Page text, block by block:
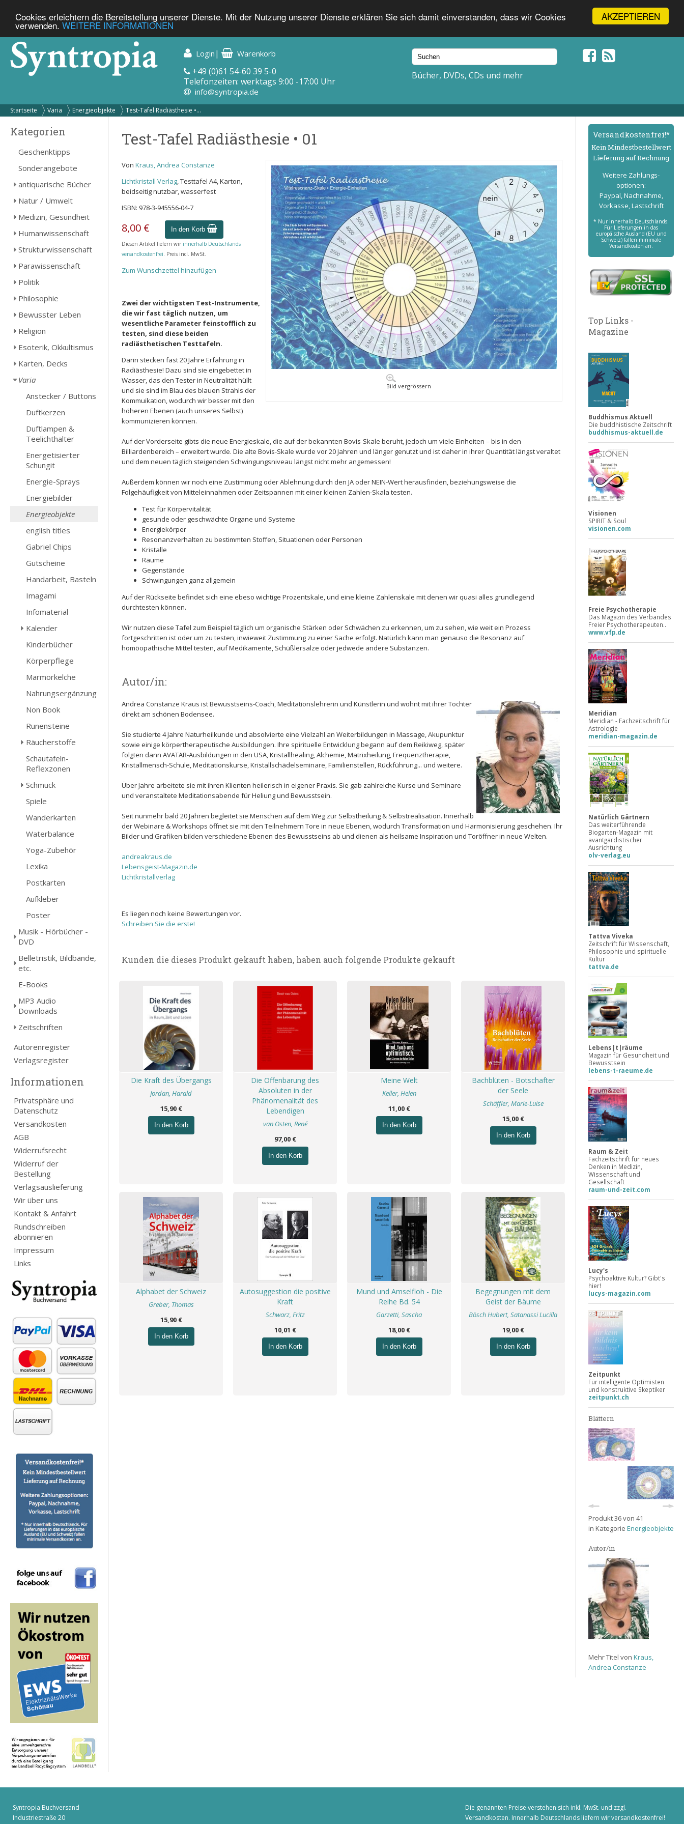
AKZEPTIEREN
Cookies erleichtern die Bereitstellung unserer Dienste. Mit der Nutzung unserer Dienste erklären Sie sich damit einverstanden, dass wir Cookies
verwenden. WEITERE INFORMATIONEN
Login | Warenkorb
+49 (0)61 54-60 39 5-0
Telefonzeiten: werktags 9:00 -17:00 Uhr
info@syntropia.de
Bücher, DVDs, CDs und mehr
Startseite Varia Energieobjekte Test-Tafel Radiästhesie •...
Kategorien
Geschenktipps
Sonderangebote
antiquarische Bücher
Natur / Umwelt
Medizin, Gesundheit
Humanwissenschaft
Strukturwissenschaft
Parawissenschaft
Politik
Philosophie
Bewusster Leben
Religion
Esoterik, Okkultismus
Karten, Decks
Varia
Anstecker / Buttons
Duftkerzen
Duftlampen &
Teelichthalter
Energetisierter
Schungit
Energie-Sprays
Energiebilder
Energieobjekte
english titles
Gabriel Chips
Gutscheine
Handarbeit, Basteln
Imagami
Infomaterial
Kalender
Kinderbücher
Körperpflege
Marmorkelche
Nahrungsergänzung
Non Book
Runensteine
Räucherstoffe
Schautafeln-
Reflexzonen
Schmuck
Spiele
Wanderkarten
Waterbalance
Yoga-Zubehör
Lexika
Postkarten
Aufkleber
Poster
Musik - Hörbücher -
DVD
Belletristik, Bildbände,
etc.
E-Books
MP3 Audio
Downloads
Zeitschriften
Autorenregister
Verlagsregister
Informationen
Privatsphäre und
Datenschutz
Versandkosten
AGB
Widerrufsrecht
Widerruf der
Bestellung
Verlagsauslieferung
Wir über uns
Kontakt & Anfahrt
Rundschreiben
abonnieren
Impressum
Links
Test-Tafel Radiästhesie • 01
Bild vergrössern
Von Kraus, Andrea Constanze
Lichtkristall Verlag, Testtafel A4, Karton,
beidseitig nutzbar, wasserfest
ISBN: 978-3-945556-04-7
8,00 € In den Korb
Diesen Artikel liefern wir innerhalb Deutschlands
versandkostenfrei. Preis incl. MwSt.
Zum Wunschzettel hinzufügen
Zwei der wichtigsten Test-Instrumente,
die wir fast täglich nutzen, um
wesentliche Parameter feinstofflich zu
testen, sind diese beiden
radiästhetischen Testtafeln.
Darin stecken fast 20 Jahre Erfahrung in
Radiästhesie! Dazu sind sie eingebettet in
Wasser, das den Tester in Neutralität hüllt
und sie sind im Blau des blauen Strahls der
Kommuikation, wodurch wir besser mit den
höheren Ebenen (auch unseres Selbst)
kommunizieren können.
Auf der Vorderseite gibts die neue Energieskale, die auf der bekannten Bovis-Skale beruht, jedoch um viele Einheiten – bis in den
Billiardenbereich – erweitert wurde. Die alte Bovis-Skale wurde vor 20 Jahren und länger genutzt und ist daher in ihrer Quantität längst veraltet
und dem neuen täglich steigenden Schwingungsniveau längst nicht mehr angemessen!
Außerdem können wir noch eine Zustimmung oder Ablehnung durch den JA oder NEIN-Wert herausfinden, beziehungsweise die
Folgehäufigkeit von Mitteleinnahmen oder Zeitspannen mit einer kleinen Zahlen-Skala testen.
Test für Körpervitalität
gesunde oder geschwächte Organe und Systeme
Energiekörper
Resonanzverhalten zu bestimmten Stoffen, Situationen oder Personen
Kristalle
Räume
Gegenstände
Schwingungen ganz allgemein
Auf der Rückseite befindet sich eine ebeso wichtige Prozentskale, und eine kleine Zahlenskale mit denen wir quasi alles grundlegend
durchtesten können.
Wir nutzen diese Tafel zum Beispiel täglich um organische Stärken oder Schwächen zu erkennen, um zu sehen, wie weit ein Prozess
fortgeschritten ist oder um zu testen, inwieweit Zustimmung zu einer Sache erfolgt. Natürlich kann man genauso die Resonanz auf
homöopathische Mittel testen, auf Medikamente, Schüßlersalze oder jedwede andere Substanzen.
Autor/in:
Andrea Constanze Kraus ist Bewusstseins-Coach, Meditationslehrerin und Künstlerin und wohnt mit ihrer Tochter
direkt am schönen Bodensee.
Sie studierte 4 Jahre Naturheilkunde und absolvierte eine Vielzahl an Weiterbildungen in Massage, Akupunktur
sowie einige körpertherapeutische Ausbildungen. Ihre spirituelle Entwicklung begann auf dem Reikiweg, später
folgten dann AVATAR-Ausbildungen in den USA, Kristallhealing, Alchemie, Matrixheilung, Frequenztherapie,
Kristallmensch-Schule, Meditationskurse, Kristallschädelseminare, Familienstellen, Rückführung... und weitere.
Über Jahre arbeitete sie mit ihren Klienten heilerisch in eigener Praxis. Sie gab zahlreiche Kurse und Seminare
und veranstaltete Meditationsabende für Heliung und Bewusstsein.
Seit nunmehr bald 20 Jahren begleitet sie Menschen auf dem Weg zur Selbstheilung & Selbstrealisation. Innerhalb
der Webinare & Workshops öffnet sie mit den Teilnehmern Tore in neue Ebenen, wodurch Transformation und Harmonisierung geschehen. Ihr
Bilder und Grafiken bilden verschiedene Ebenen des Bewusstseins ab und dienen als heilsame Inspiration und Toröffner in neue Welten.
andreakraus.de
Lebensgeist-Magazin.de
Lichtkristallverlag
Es liegen noch keine Bewertungen vor.
Schreiben Sie die erste!
Kunden die dieses Produkt gekauft haben, haben auch folgende Produkte gekauft
Die Kraft des Übergangs
Jordan, Harald
15,90 €
In den Korb
Die Offenbarung des
Absoluten in der
Phänomenalität des
Lebendigen
van Osten, René
97,00 €
In den Korb
Meine Welt
Keller, Helen
11,00 €
In den Korb
Bachblüten - Botschafter
der Seele
Schäffler, Marie-Luise
15,00 €
In den Korb
Alphabet der Schweiz
Greber, Thomas
15,90 €
In den Korb
Autosuggestion die positive
Kraft
Schwarz, Fritz
10,01 €
In den Korb
Mund und Amselfloh - Die
Reihe Bd. 54
Garzetti, Sascha
18,00 €
In den Korb
Begegnungen mit dem
Geist der Bäume
Bösch Hubert, Satanassi Lucilla
19,00 €
In den Korb
Versand­kostenfrei!*
Kein Mindest­bestell­wert
Lieferung auf Rechnung
Weitere Zahlungs­
optionen:
Paypal, Nachnahme,
Vorkasse, Lastschrift
* Nur innerhalb Deutschlands.
Für Lieferungen in das
europäische Ausland (EU und
Schweiz) fallen minimale
Versandkosten an.
Top Links -
Magazine
Buddhismus Aktuell
Die buddhistische Zeitschrift
buddhismus-aktuell.de
Visionen
SPIRIT & Soul
visionen.com
Freie Psychotherapie
Das Magazin des Verbandes
Freier Psychotherapeuten..
www.vfp.de
Meridian
Meridian - Fachzeitschrift für
Astrologie
meridian-magazin.de
Natürlich Gärtnern
Das weiterführende
Biogarten-Magazin mit
avantgardistischer
Ausrichtung
olv-verlag.eu
Tattva Viveka
Zeitschrift für Wissenschaft,
Philosophie und spirituelle
Kultur
tattva.de
Lebens|t|räume
Magazin für Gesundheit und
Bewusstsein
lebens-t-raeume.de
Raum & Zeit
Fachzeitschrift für neues
Denken in Medizin,
Wissenschaft und
Gesellschaft
raum-und-zeit.com
Lucy's
Psychoaktive Kultur? Gibt's
hier!
lucys-magazin.com
Zeitpunkt
Für intelligente Optimisten
und konstruktive Skeptiker
zeitpunkt.ch
Blättern
Produkt 36 von 41
in Kategorie Energieobjekte
Autor/in
Mehr Titel von Kraus,
Andrea Constanze
Syntropia Buchversand
Industriestraße 20
Die genannten Preise verstehen sich inkl. MwSt. und zzgl.
Versandkosten. Innerhalb Deutschlands liefern wir versandkostenfrei!